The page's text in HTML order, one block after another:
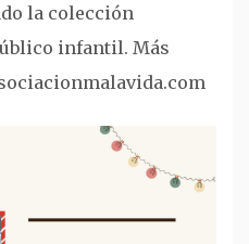
la colección
infantil. Más